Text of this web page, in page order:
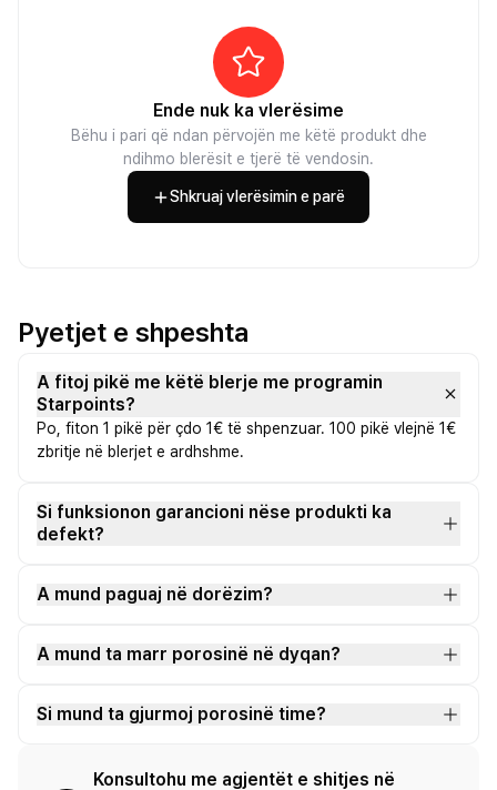
Ende nuk ka vlerësime
Bëhu i pari që ndan përvojën me këtë produkt dhe
ndihmo blerësit e tjerë të vendosin.
Shkruaj vlerësimin e parë
Pyetjet e shpeshta
A fitoj pikë me këtë blerje me programin
Starpoints?
Po, fiton 1 pikë për çdo 1€ të shpenzuar. 100 pikë vlejnë 1€
zbritje në blerjet e ardhshme.
Si funksionon garancioni nëse produkti ka
defekt?
A mund paguaj në dorëzim?
A mund ta marr porosinë në dyqan?
Si mund ta gjurmoj porosinë time?
Konsultohu me agjentët e shitjes në